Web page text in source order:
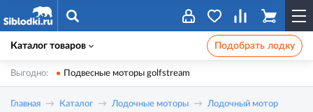
Каталог товаров Подобрать лодку
Выгодно: Подвесные моторы golfstream
Главная Каталог Лодочные моторы
Лодочный мотор